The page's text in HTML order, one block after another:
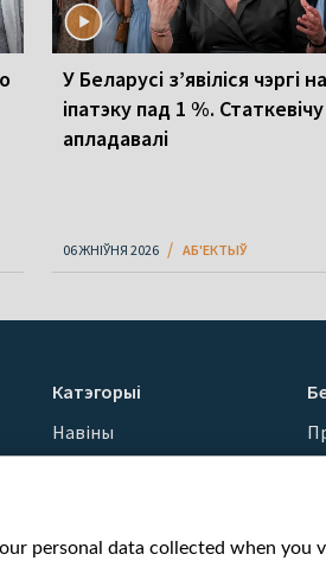
У Беларусі з’явіліся чэргі на
іпатэку пад 1 %. Статкевічу
апладавалі
06 ЖНІЎНЯ 2026 АБ'ЕКТЫЎ
Катэгорыі
Навіны
Вайна
personal data collected when